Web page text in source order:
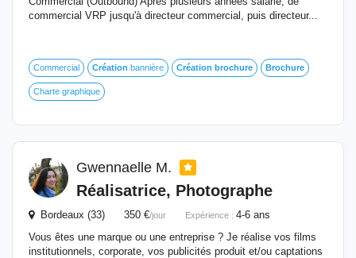
commercial VRP jusqu'à directeur commercial, puis directeur...
Commercial Création bannière Création brochure Brochure
Charte graphique
Gwennaelle M.
Réalisatrice, Photographe
Bordeaux (33) 350 €/jour Expérience : 4-6 ans
Vous êtes une marque ou une entreprise ? Je réalise vos films
institutionnels, corporate, vos publicités produit et/ou captations